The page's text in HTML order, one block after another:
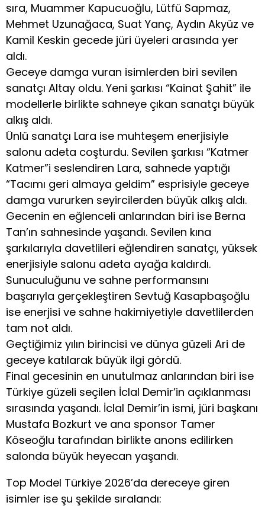
sıra, Muammer Kapucuoğlu, Lütfü Sapmaz,
Mehmet Uzunağaca, Suat Yanç, Aydın Akyüz ve
Kamil Keskin gecede jüri üyeleri arasında yer
aldı.
Geceye damga vuran isimlerden biri sevilen
sanatçı Altay oldu. Yeni şarkısı “Kainat Şahit” ile
modellerle birlikte sahneye çıkan sanatçı büyük
alkış aldı.
Ünlü sanatçı Lara ise muhteşem enerjisiyle
salonu adeta coşturdu. Sevilen şarkısı “Katmer
Katmer”i seslendiren Lara, sahnede yaptığı
“Tacımı geri almaya geldim” esprisiyle geceye
damga vururken seyircilerden büyük alkış aldı.
Gecenin en eğlenceli anlarından biri ise Berna
Tan’ın sahnesinde yaşandı. Sevilen kına
şarkılarıyla davetlileri eğlendiren sanatçı, yüksek
enerjisiyle salonu adeta ayağa kaldırdı.
Sunuculuğunu ve sahne performansını
başarıyla gerçekleştiren Sevtuğ Kasapbaşoğlu
ise enerjisi ve sahne hakimiyetiyle davetlilerden
tam not aldı.
Geçtiğimiz yılın birincisi ve dünya güzeli Ari de
geceye katılarak büyük ilgi gördü.
Final gecesinin en unutulmaz anlarından biri ise
Türkiye güzeli seçilen İclal Demir’in açıklanması
sırasında yaşandı. İclal Demir’in ismi, jüri başkanı
Mustafa Bozkurt ve ana sponsor Tamer
Köseoğlu tarafından birlikte anons edilirken
salonda büyük heyecan yaşandı.
Top Model Türkiye 2026’da dereceye giren
isimler ise şu şekilde sıralandı: